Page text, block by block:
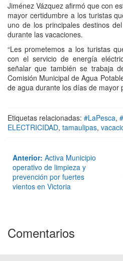
Jiménez Vázquez afirmó que con
mayor certidumbre a los turistas
uno de los principales destinos
durante las vacaciones.
“Les prometemos a los turistas
con el servicio de energía
señalar que también se trabaja
Comisión Municipal de Agua
de agua durante los días de mayor
Etiquetas relacionadas: #LaPesca,
ELECTRICIDAD, tamaulipas,
Anterior: Activa Municipio
operativo de limpieza y
prevención por fuertes
vientos en Victoria
Comentarios